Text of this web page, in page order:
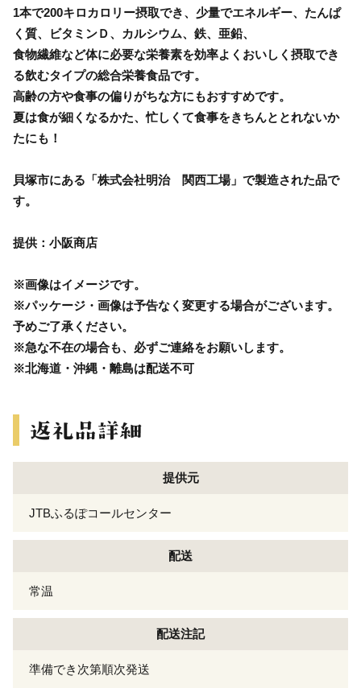
1本で200キロカロリー摂取でき、少量でエネルギー、たんぱ
く質、ビタミンＤ、カルシウム、鉄、亜鉛、
食物繊維など体に必要な栄養素を効率よくおいしく摂取でき
る飲むタイプの総合栄養食品です。
高齢の方や食事の偏りがちな方にもおすすめです。
夏は食が細くなるかた、忙しくて食事をきちんととれないか
たにも！
貝塚市にある「株式会社明治 関西工場」で製造された品で
す。
提供：小阪商店
※画像はイメージです。
※パッケージ・画像は予告なく変更する場合がございます。
予めご了承ください。
※急な不在の場合も、必ずご連絡をお願いします。
※北海道・沖縄・離島は配送不可
提供元
JTBふるぽコールセンター
配送
常温
配送注記
準備でき次第順次発送